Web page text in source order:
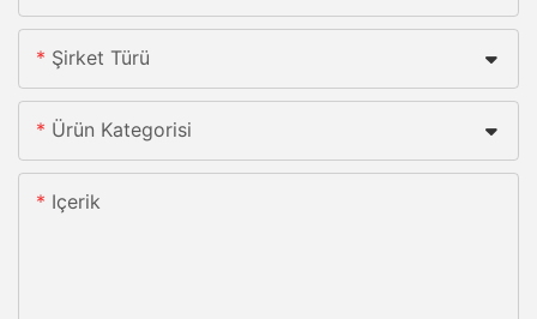
Şirket Türü
Ürün Kategorisi
Içerik